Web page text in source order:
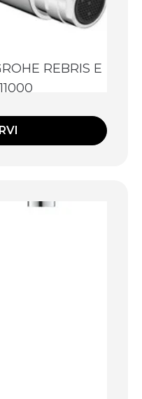
REBRIS E